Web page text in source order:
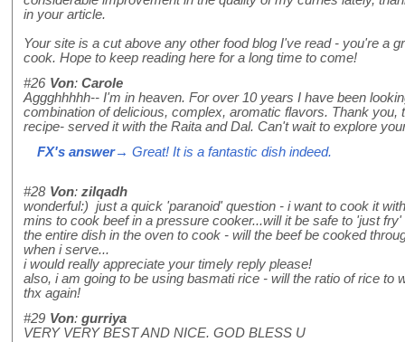
in your article.
Your site is a cut above any other food blog I've read - you're a
cook. Hope to keep reading here for a long time to come!
#26 Von: Carole
Aggghhhhh-- I'm in heaven. For over 10 years I have been
combination of delicious, complex, aromatic flavors. Thank
recipe- served it with the Raita and Dal. Can't wait to explore
FX's answer→ Great! It is a fantastic dish indeed.
#28 Von: zilqadh
wonderful:) just a quick 'paranoid' question - i want to cook it
mins to cook beef in a pressure cooker...will it be safe to 'just
the entire dish in the oven to cook - will the beef be cooked
when i serve...
i would really appreciate your timely reply please!
also, i am going to be using basmati rice - will the ratio of rice to
thx again!
#29 Von: gurriya
VERY VERY BEST AND NICE. GOD BLESS U